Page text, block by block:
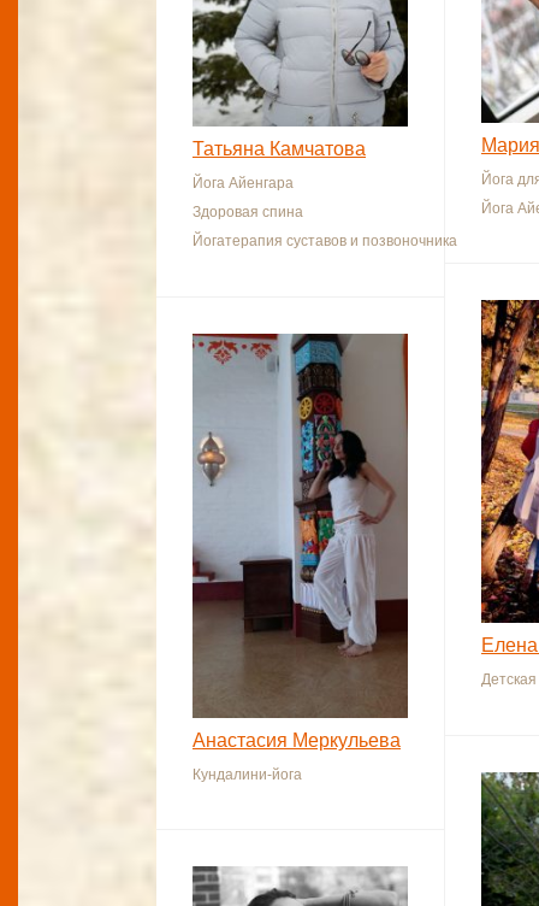
Татьяна Камчатова
Йога Айенгара
Здоровая спина
Йогатерапия суставов и позвоночника
Йога
Йога
Детская
Анастасия Меркульева
Кундалини-йога